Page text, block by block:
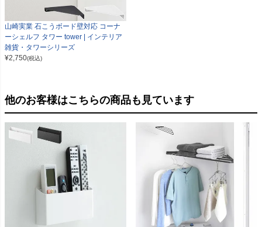
山崎実業 石こうボード壁対応 コーナ
ーシェルフ タワー tower | インテリア
雑貨・タワーシリーズ
¥2,750(税込)
他のお客様はこちらの商品も見ています